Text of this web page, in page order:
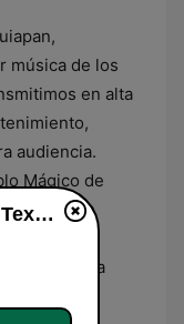
música de los
en alta
audiencia.
Mágico de
locales,
para toda la
Nuvia Radio El Paso Texas live